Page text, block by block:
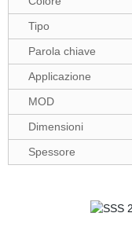
Tipo
Parola chiave
Applicazione
MOD
Dimensioni
Spessore